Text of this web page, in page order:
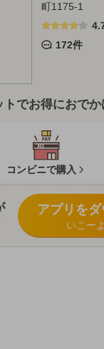
町1175-1
172件
トでお得におでか
コンビニで購入
アプリを
いこー